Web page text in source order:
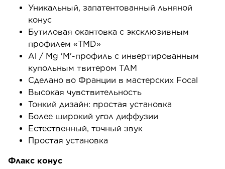
Уникальный, запатентованный льняной
конус
Бутиловая окантовка с эксклюзивным
профилем «TMD»
Al / Mg 'M'-профиль с инвертированным
купольным твитером TAM
Сделано во Франции в мастерских Focal
Высокая чувствительность
Тонкий дизайн: простая установка
Более широкий угол диффузии
Естественный, точный звук
Простая установка
Флакс конус